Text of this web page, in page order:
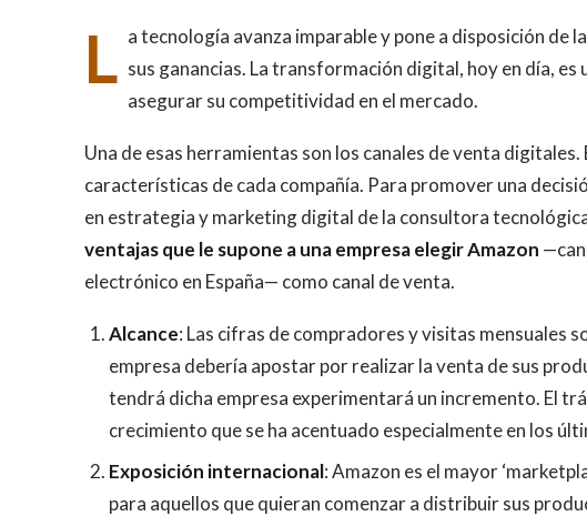
L a tecnología avanza imparable y pone a disposición de
sus ganancias. La transformación digital, hoy en día,
asegurar su competitividad en el mercado.
Una de esas herramientas son los canales de venta
características de cada compañía. Para promover una
en estrategia y marketing digital de la consultora
ventajas que le supone a una empresa elegir Amazon
electrónico en España— como canal de venta.
Alcance: Las cifras de compradores y visitas mensuales
empresa debería apostar por realizar la venta de sus
tendrá dicha empresa experimentará un incremento. El
crecimiento que se ha acentuado especialmente en los
Exposición internacional: Amazon es el mayor
para aquellos que quieran comenzar a distribuir sus